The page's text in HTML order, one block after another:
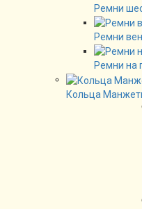
Ремни
Ремни
Ремни на
Кольца